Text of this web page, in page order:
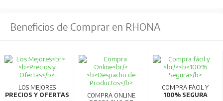
Beneficios de Comprar en RHONA
LOS MEJORES
PRECIOS Y OFERTAS
COMPRA ONLINE
COMPRA FÁCIL Y
100% SEGURA